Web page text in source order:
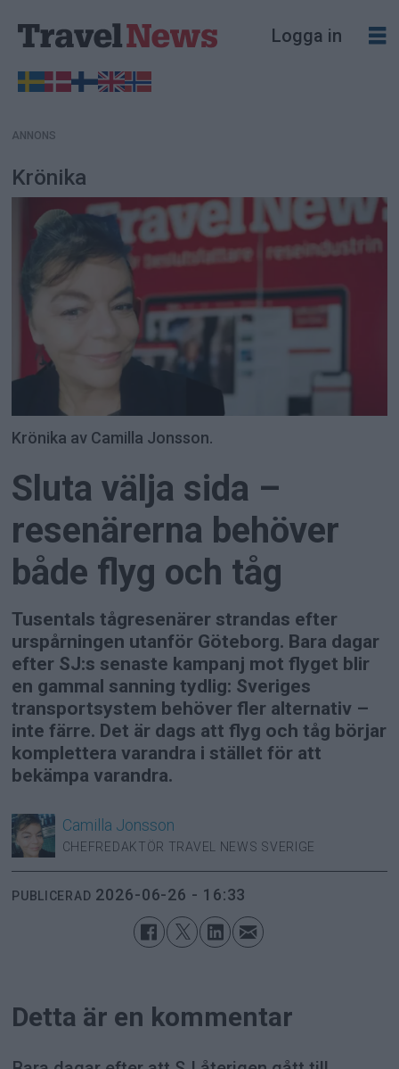
Logga in
ANNONS
Krönika
Krönika av Camilla Jonsson.
Sluta välja sida –
resenärerna behöver
både flyg och tåg
Tusentals tågresenärer strandas efter
urspårningen utanför Göteborg. Bara dagar
efter SJ:s senaste kampanj mot flyget blir
en gammal sanning tydlig: Sveriges
transportsystem behöver fler alternativ –
inte färre. Det är dags att flyg och tåg börjar
komplettera varandra i stället för att
bekämpa varandra.
Camilla Jonsson
CHEFREDAKTÖR TRAVEL NEWS SVERIGE
PUBLICERAD 2026-06-26 - 16:33
Detta är en kommentar